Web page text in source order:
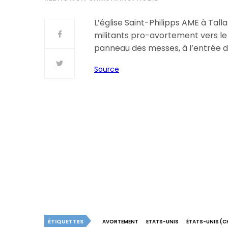
L’église Saint-Philipps AME à
militants pro-avortement vers le
panneau des messes, à l’entrée
Source
ÉTIQUETTES AVORTEMENT ETATS-UNIS ÉTATS-UNIS